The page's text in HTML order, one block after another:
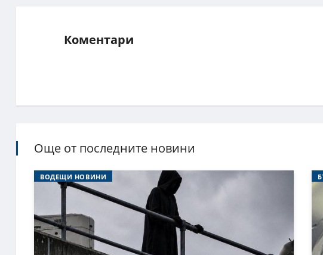
Коментари
Още от последните новини
ВОДЕЩИ НОВИНИ